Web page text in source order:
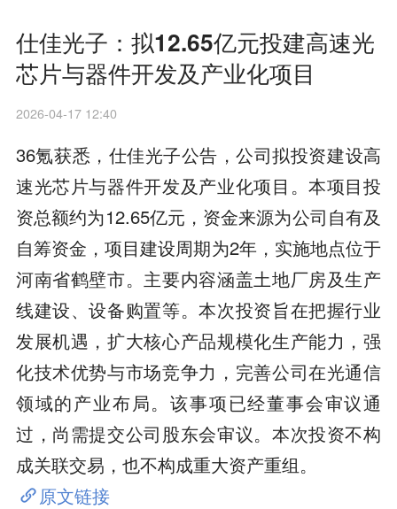
仕佳光子：拟12.65亿元投建高速光
芯片与器件开发及产业化项目
2026-04-17 12:40
36氪获悉，仕佳光子公告，公司拟投资建设高
速光芯片与器件开发及产业化项目。本项目投
资总额约为12.65亿元，资金来源为公司自有及
自筹资金，项目建设周期为2年，实施地点位于
河南省鹤壁市。主要内容涵盖土地厂房及生产
线建设、设备购置等。本次投资旨在把握行业
发展机遇，扩大核心产品规模化生产能力，强
化技术优势与市场竞争力，完善公司在光通信
领域的产业布局。该事项已经董事会审议通
过，尚需提交公司股东会审议。本次投资不构
成关联交易，也不构成重大资产重组。
原文链接